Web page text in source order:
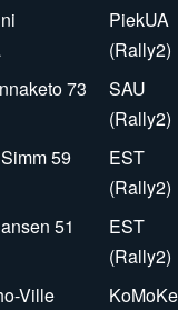
PiekUA
(Rally2)
73
SAU
(Rally2)
59
EST
(Rally2)
51
EST
(Rally2)
Ville
KoMoKe